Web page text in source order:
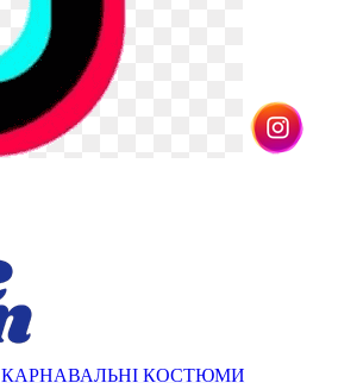
КАРНАВАЛЬНІ КОСТЮМИ